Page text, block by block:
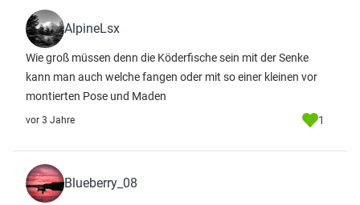
AlpineLsx
Wie groß müssen denn die Köderfische sein mit der Senke
kann man auch welche fangen oder mit so einer kleinen vor
montierten Pose und Maden
vor 3 Jahre 1
Blueberry_08